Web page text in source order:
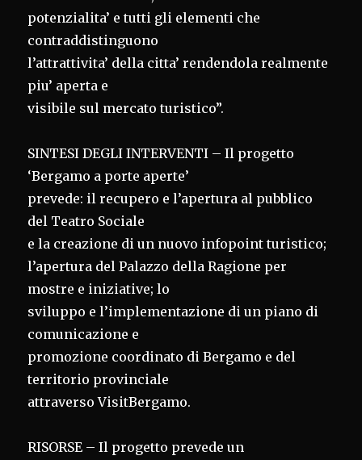
potenzialita’ e tutti gli elementi che
contraddistinguono
l’attrattivita’ della citta’ rendendola realmente
piu’ aperta e
visibile sul mercato turistico”.
SINTESI DEGLI INTERVENTI – Il progetto
‘Bergamo a porte aperte’
prevede: il recupero e l’apertura al pubblico
del Teatro Sociale
e la creazione di un nuovo infopoint turistico;
l’apertura del Palazzo della Ragione per
mostre e iniziative; lo
sviluppo e l’implementazione di un piano di
comunicazione e
promozione coordinato di Bergamo e del
territorio provinciale
attraverso VisitBergamo.
RISORSE – Il progetto prevede un